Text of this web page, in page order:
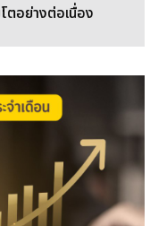
ตอย่างต่อเนื่อง